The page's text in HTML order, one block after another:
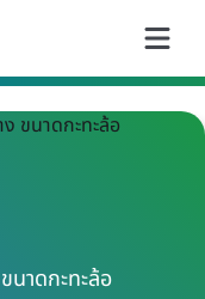
ขนาดกะทะล้อ